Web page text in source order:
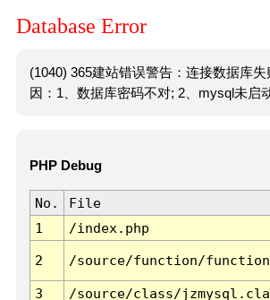
Database Error
(1040) 365建站错误警告：连接数据库
因：1、数据库密码不对; 2、mysql未启动
PHP Debug
No. File
1
/index.php
2 /source/function/
3 /source/class/